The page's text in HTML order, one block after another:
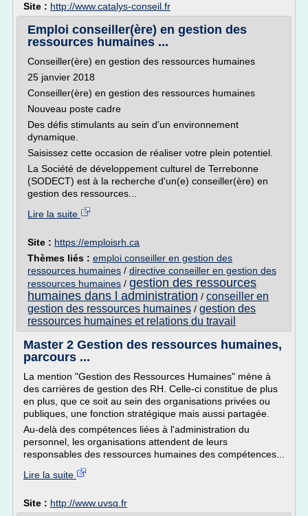
Site : http://www.catalys-conseil.fr
Emploi conseiller(ère) en gestion des
ressources humaines ...
Conseiller(ère) en gestion des ressources humaines
25 janvier 2018
Conseiller(ère) en gestion des ressources humaines
Nouveau poste cadre
Des défis stimulants au sein d'un environnement
dynamique.
Saisissez cette occasion de réaliser votre plein potentiel.
La Société de développement culturel de Terrebonne
(SODECT) est à la recherche d'un(e) conseiller(ère) en
gestion des ressources...
Lire la suite
Site : https://emploisrh.ca
Thèmes liés : emploi conseiller en gestion des
ressources humaines / directive conseiller en gestion des
ressources humaines / gestion des ressources
humaines dans l administration / conseiller en
gestion des ressources humaines / gestion des
ressources humaines et relations du travail
Master 2 Gestion des ressources humaines,
parcours ...
La mention "Gestion des Ressources Humaines" mène à
des carrières de gestion des RH. Celle-ci constitue de plus
en plus, que ce soit au sein des organisations privées ou
publiques, une fonction stratégique mais aussi partagée.
Au-delà des compétences liées à l'administration du
personnel, les organisations attendent de leurs
responsables des ressources humaines des compétences...
Lire la suite
Site : http://www.uvsq.fr